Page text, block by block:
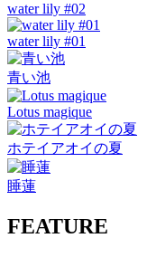
water lily #02
water lily #01
青い池
Lotus magique
ホテイアオイの夏
睡蓮
FEATURE